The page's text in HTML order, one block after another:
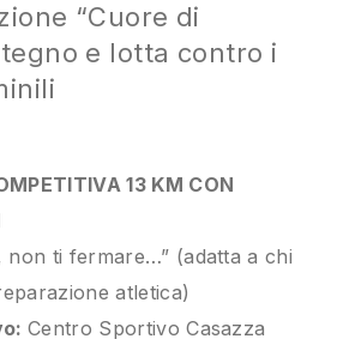
“Cuore di
e lotta contro i
13 KM CON
non ti fermare…” (adatta a chi
atletica)
Centro Sportivo Casazza